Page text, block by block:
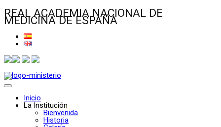
REAL ACADEMIA NACIONAL DE
MEDICINA DE ESPAÑA
Inicio
La Institución
Bienvenida
Historia